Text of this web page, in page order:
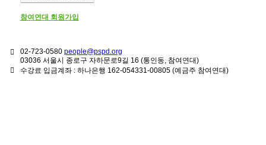
참여연대 회원가입
02-723-0580 people@pspd.org
03036 서울시 종로구 자하문로9길 16 (통인동, 참여연대)
수강료 입금계좌 : 하나은행 162-054331-00805 (예금주 참여연대)